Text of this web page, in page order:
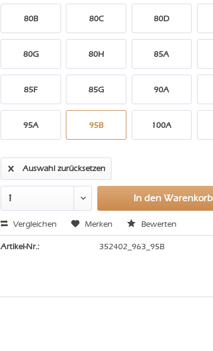
80B 80C 80D
80G 80H 85A
85F 85G 90A
95A 95B 100A
Auswahl zurücksetzen
In den Warenkorb
Vergleichen Merken Bewerten
Artikel-Nr.: 352402_963_95B